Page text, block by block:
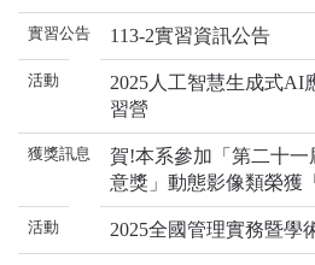
實習公告 113-2實習資訊公告
活動
2025人工智慧生成式AI
習營
獲獎訊息
賀!本系參加「第二十一
意獎」動態影像類榮獲
活動 2025全國管理實務暨學